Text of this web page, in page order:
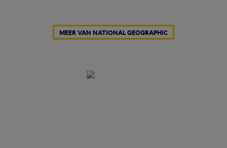
MEER VAN NATIONAL GEOGRAPHIC